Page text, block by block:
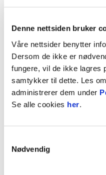
Denne nettsiden bruker
Våre nettsider benytter
Dersom de ikke er
fungere, vil de ikke lagres
samtykker til dette. Les
administrerer dem under
Se alle cookies her.
Nødvendig
10 Bjørlo
15 Fall
16 Eid
17 Kvile
19 Magnusson
22 Woledzi
23 Skogvold
Molde, Metcalfe,